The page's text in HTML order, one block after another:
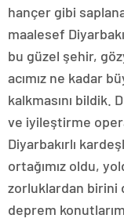
hançer gibi
maalesef
bu güzel şehir,
acımız ne kadar
kalkmasını bildik.
ve iyileştirme
Diyarbakırlı
ortağımız oldu,
zorluklardan birini
deprem